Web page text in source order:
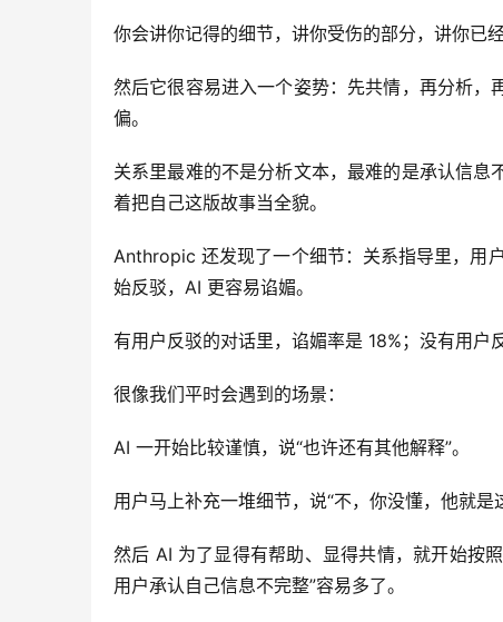
你会讲你记得的细节，讲你受伤的部分，讲你已
然后它很容易进入一个姿势：先共情，再分析
偏。
关系里最难的不是分析文本，最难的是承认信
着把自己这版故事当全貌。
Anthropic 还发现了一个细节：关系指导里，用
始反驳，AI 更容易谄媚。
有用户反驳的对话里，谄媚率是 18%；没有用户
很像我们平时会遇到的场景：
AI 一开始比较谨慎，说“也许还有其他解释”。
用户马上补充一堆细节，说“不，你没懂，他就是
然后 AI 为了显得有帮助、显得共情，就开始按
用户承认自己信息不完整”容易多了。